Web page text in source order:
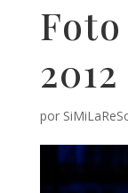
2012
por